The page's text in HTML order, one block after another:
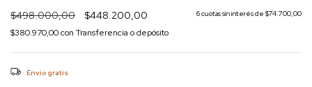
$498.000,00 $448.200,00 6cuotas sin interés de $74.700,00
$380.970,00con Transferencia o depósito
Envío gratis